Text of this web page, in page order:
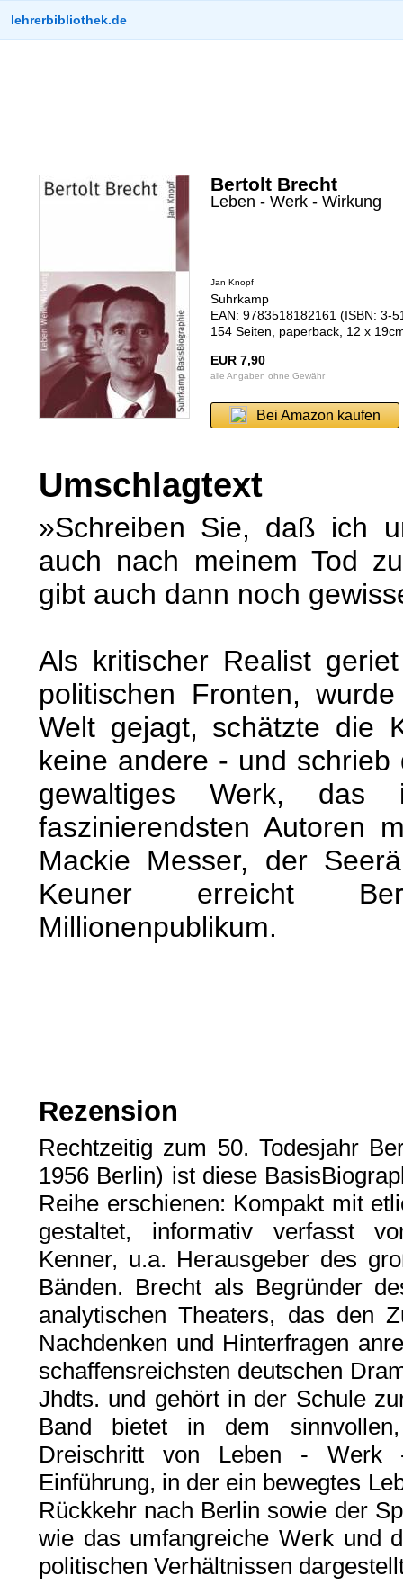
lehrerbibliothek.de
Bertolt Brecht
Leben - Werk - Wirkung
Jan Knopf
Suhrkamp
EAN: 9783518182161 (ISBN: 3-
154 Seiten, paperback, 12 x
EUR 7,90
alle Angaben ohne Gewähr
Bei Amazon kaufen
Umschlagtext
»Schreiben Sie, daß ich
auch nach meinem Tod
gibt auch dann noch
Als kritischer Realist
politischen Fronten,
Welt gejagt, schätzte die
keine andere - und
gewaltiges Werk,
faszinierendsten Autoren
Mackie Messer, der
Keuner erreicht
Millionenpublikum.
Rezension
Rechtzeitig zum 50. Todesjahr
1956 Berlin) ist diese
Reihe erschienen: Kompakt mit
gestaltet, informativ verfasst
Kenner, u.a. Herausgeber des
Bänden. Brecht als Begründer
analytischen Theaters, das den
Nachdenken und Hinterfragen
schaffensreichsten deutschen
Jhdts. und gehört in der Schule
Band bietet in dem
Dreischritt von Leben - Werk
Einführung, in der ein bewegtes
Rückkehr nach Berlin sowie der
wie das umfangreiche Werk und
politischen Verhältnissen